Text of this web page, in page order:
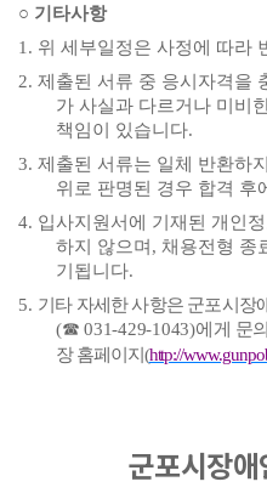
○ 기타사항
1. 위 세부일정은 사정에 따라
2. 제출된 서류 중 응시자격을
가 사실과 다르거나 미비
책임이 있습니다.
3. 제출된 서류는 일체 반환하
위로 판명된 경우 합격 후
4. 입사지원서에 기재된 개인
하지 않으며, 채용전형 종
기됩니다.
5. 기타 자세한 사항은 군포시장
(☎031-429-1043)에게 문
장 홈페이지(http://
군포시장